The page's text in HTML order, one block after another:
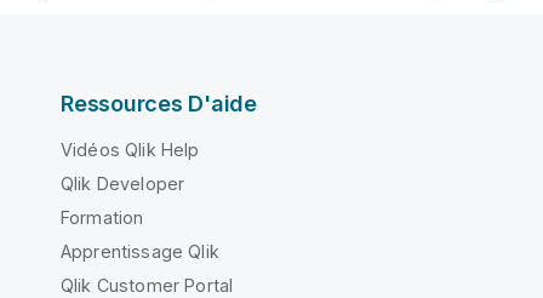
Ressources D'aide
Vidéos Qlik Help
Qlik Developer
Formation
Apprentissage Qlik
Qlik Customer Portal